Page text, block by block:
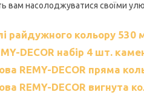
вам насолоджуватися своїми
райдужного кольору 530
DECOR набір 4 шт.
REMY-DECOR пряма
REMY-DECOR вигнута